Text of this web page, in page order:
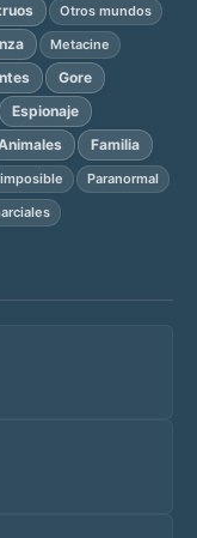
Otros mundos
Metacine
Gore
Espionaje
Familia
Paranormal